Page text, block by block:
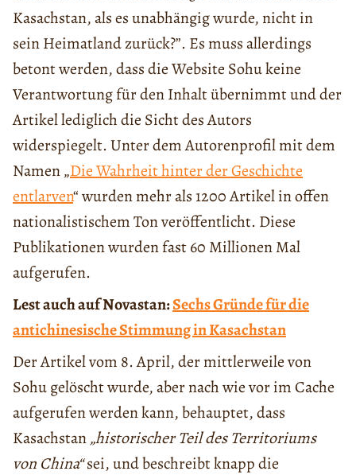
Kasachstan, als es unabhängig wurde, nicht in
sein Heimatland zurück?”. Es muss allerdings
betont werden, dass die Website Sohu keine
Verantwortung für den Inhalt übernimmt und der
Artikel lediglich die Sicht des Autors
widerspiegelt. Unter dem Autorenprofil mit dem
Namen „Die Wahrheit hinter der Geschichte
entlarven“ wurden mehr als 1200 Artikel in offen
nationalistischem Ton veröffentlicht. Diese
Publikationen wurden fast 60 Millionen Mal
aufgerufen.
Lest auch auf Novastan:Sechs Gründe für die
antichinesische Stimmung in Kasachstan
Der Artikel vom 8. April, der mittlerweile von
Sohu gelöscht wurde, aber nach wie vor im Cache
aufgerufen werden kann, behauptet, dass
Kasachstan„historischer Teil des Territoriums
von China“sei, und beschreibt knapp die